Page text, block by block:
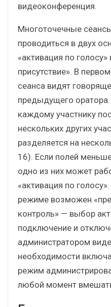
видеоконференция.
Многоточечные
проводиться в двух
«активация по
присутствие». В
сеанса видят
предыдущего
каждому участнику
нескольких других
разделяется на
16). Если полей
одно из них может
«активация по
режиме возможен
контроль» — выбор
подключение и
администратором
необходимости
режим
любой момент